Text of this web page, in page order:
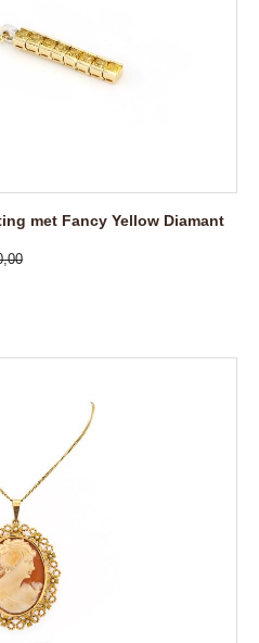
met Fancy Yellow Diamant